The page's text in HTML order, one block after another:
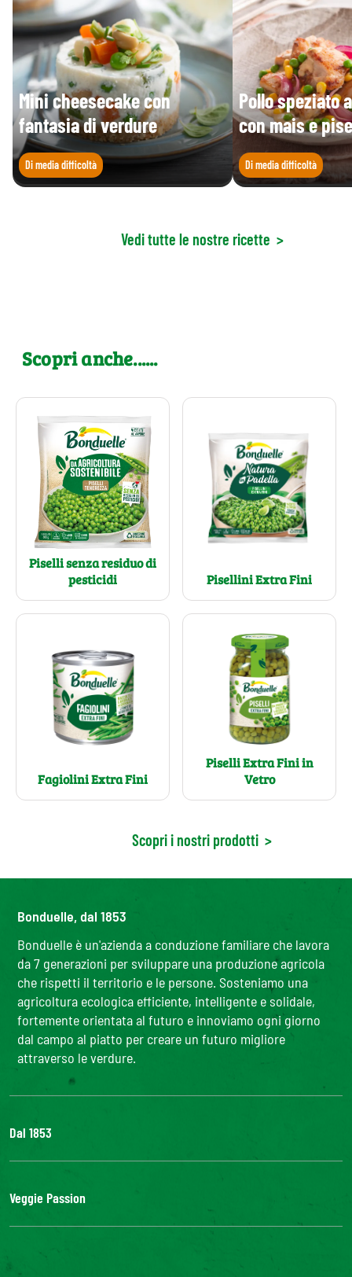
Mini cheesecake con
fantasia di verdure
Di media difficoltà
Pollo speziato
con mais e
Di media difficoltà
Vedi tutte le nostre ricette >
Scopri anche......
Piselli senza residuo di
pesticidi
Pisellini Extra Fini
Fagiolini Extra Fini
Piselli Extra Fini in
Vetro
Scopri i nostri prodotti >
Bonduelle, dal 1853
Bonduelle è un'azienda a conduzione familiare che lavora
da 7 generazioni per sviluppare una produzione agricola
che rispetti il territorio e le persone. Sosteniamo una
agricoltura ecologica efficiente, intelligente e solidale,
fortemente orientata al futuro e innoviamo ogni giorno
dal campo al piatto per creare un futuro migliore
attraverso le verdure.
Dal 1853
Il Gruppo
La nostra filiera
Lavora con noi
Veggie Passion
l'ABC delle verdure